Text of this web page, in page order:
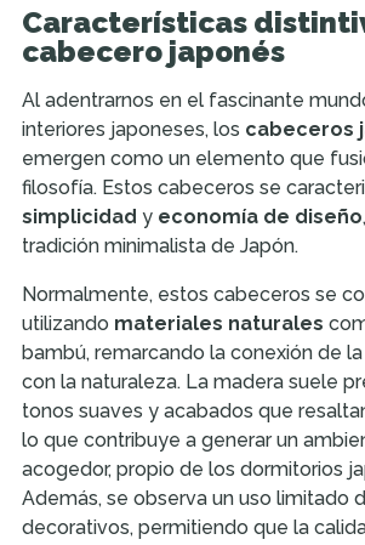
Características
cabecero japonés
Al adentrarnos en el fascinante
interiores japoneses, los cabeceros
emergen como un elemento que
filosofía. Estos cabeceros se
simplicidad y economía de diseño
tradición minimalista de Japón.
Normalmente, estos cabeceros se
utilizando materiales naturales
bambú, remarcando la conexión de
con la naturaleza. La madera suele
tonos suaves y acabados que
lo que contribuye a generar un
acogedor, propio de los dormitorios
Además, se observa un uso limitado
decorativos, permitiendo que la